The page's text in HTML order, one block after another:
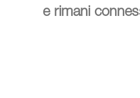
e rimani